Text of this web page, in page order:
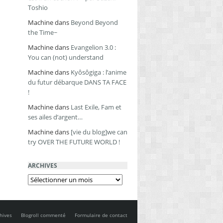
Toshio
Machinedans Beyond Beyond
the Time~
Machinedans Evangelion 3.0 :
You can (not) understand
Machinedans Kyôsôgiga : l’anime
du futur débarque DANS TA FACE
!
Machinedans Last Exile, Fam et
ses ailes d’argent…
Machinedans [vie du blog]we can
try OVER THE FUTURE WORLD !
ARCHIVES
Archives
Blogroll commenté Formulaire de contact